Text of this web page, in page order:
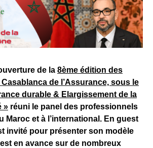
de la 8ème édition des
de l’Assurance, sous le
durable & Elargissement de la
» réuni le panel des professionnels
Maroc et à l’international. En guest
invité pour présenter son modèle
en avance sur de nombreux